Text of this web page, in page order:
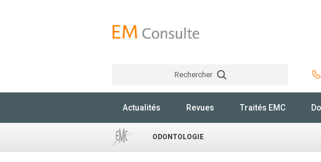
Rechercher
Actualités Revues Traités EMC
ODONTOLOGIE